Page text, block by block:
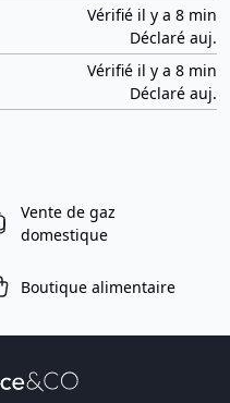
Vérifié il y a 8 min
Déclaré auj.
Vérifié il y a 8 min
Déclaré auj.
Vente de gaz
domestique
Boutique alimentaire